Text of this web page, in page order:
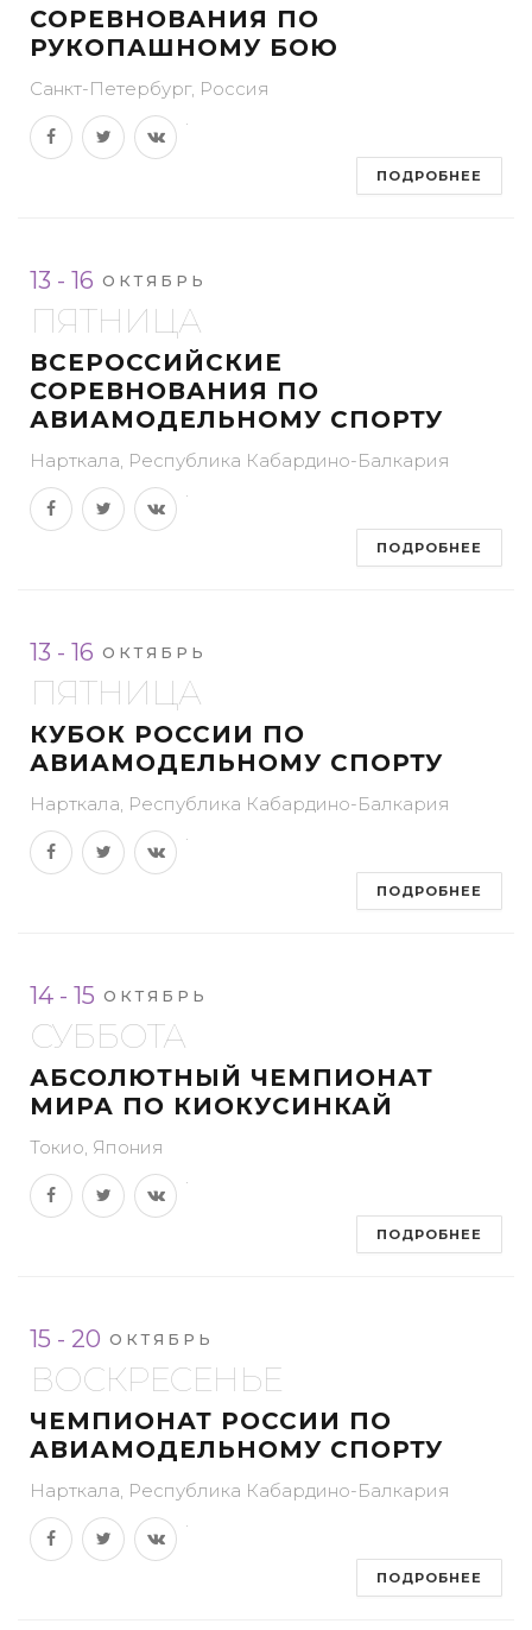
СОРЕВНОВАНИЯ ПО
РУКОПАШНОМУ БОЮ
Санкт-Петербург, Россия
ПОДРОБНЕЕ
13 - 16 ОКТЯБРЬ
ПЯТНИЦА
ВСЕРОССИЙСКИЕ
СОРЕВНОВАНИЯ ПО
АВИАМОДЕЛЬНОМУ СПОРТУ
Нарткала, Республика Кабардино-Балкария
ПОДРОБНЕЕ
13 - 16 ОКТЯБРЬ
ПЯТНИЦА
КУБОК РОССИИ ПО
АВИАМОДЕЛЬНОМУ СПОРТУ
Нарткала, Республика Кабардино-Балкария
ПОДРОБНЕЕ
14 - 15 ОКТЯБРЬ
СУББОТА
АБСОЛЮТНЫЙ ЧЕМПИОНАТ
МИРА ПО КИОКУСИНКАЙ
Токио, Япония
ПОДРОБНЕЕ
15 - 20 ОКТЯБРЬ
ВОСКРЕСЕНЬЕ
ЧЕМПИОНАТ РОССИИ ПО
АВИАМОДЕЛЬНОМУ СПОРТУ
Нарткала, Республика Кабардино-Балкария
ПОДРОБНЕЕ